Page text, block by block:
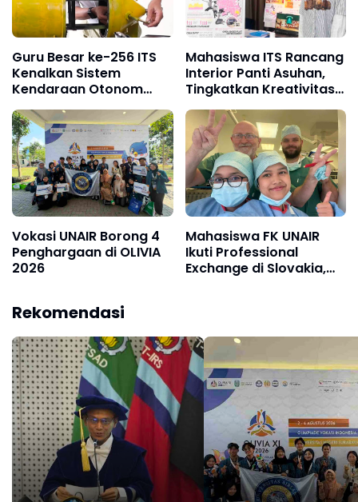
Guru Besar ke-256 ITS
Kenalkan Sistem
Kendaraan Otonom
Terintegrasi
Mahasiswa ITS Rancang
Interior Panti Asuhan,
Tingkatkan Kreativitas
Balita Lewat Open-
Ended Play
Vokasi UNAIR Borong 4
Penghargaan di OLIVIA
2026
Mahasiswa FK UNAIR
Ikuti Professional
Exchange di Slovakia,
Rekomendasi